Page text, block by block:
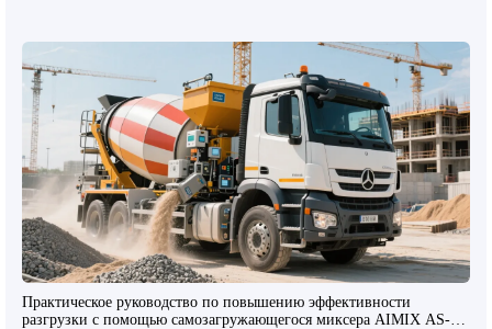
Практическое руководство по повышению эффективности
разгрузки с помощью самозагружающегося миксера AIMIX AS-4.0